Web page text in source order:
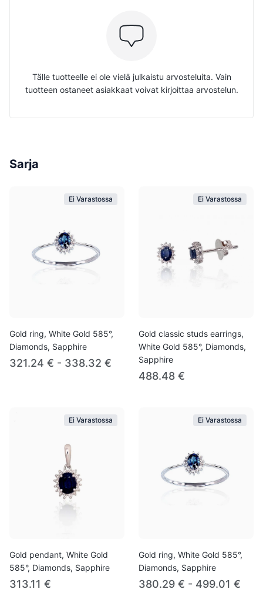
Tälle tuotteelle ei ole vielä julkaistu arvosteluita. Vain
tuotteen ostaneet asiakkaat voivat kirjoittaa arvostelun.
Sarja
Ei Varastossa
Gold ring, White Gold 585°,
Diamonds, Sapphire
321.24 € - 338.32 €
Ei Varastossa
Gold classic studs earrings,
White Gold 585°, Diamonds,
Sapphire
488.48 €
Ei Varastossa
Gold pendant, White Gold
585°, Diamonds, Sapphire
313.11 €
Ei Varastossa
Gold ring, White Gold 585°,
Diamonds, Sapphire
380.29 € - 499.01 €